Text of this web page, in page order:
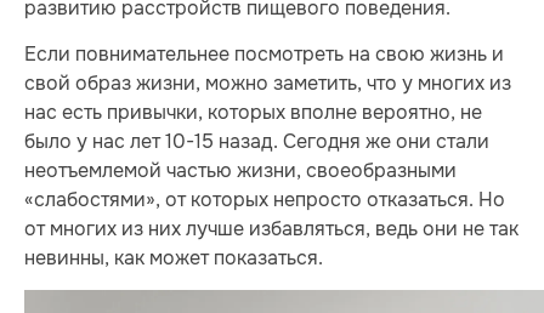
развитию расстройств пищевого поведения.
Если повнимательнее посмотреть на свою жизнь и
свой образ жизни, можно заметить, что у многих из
нас есть привычки, которых вполне вероятно, не
было у нас лет 10-15 назад. Сегодня же они стали
неотъемлемой частью жизни, своеобразными
«слабостями», от которых непросто отказаться. Но
от многих из них лучше избавляться, ведь они не так
невинны, как может показаться.